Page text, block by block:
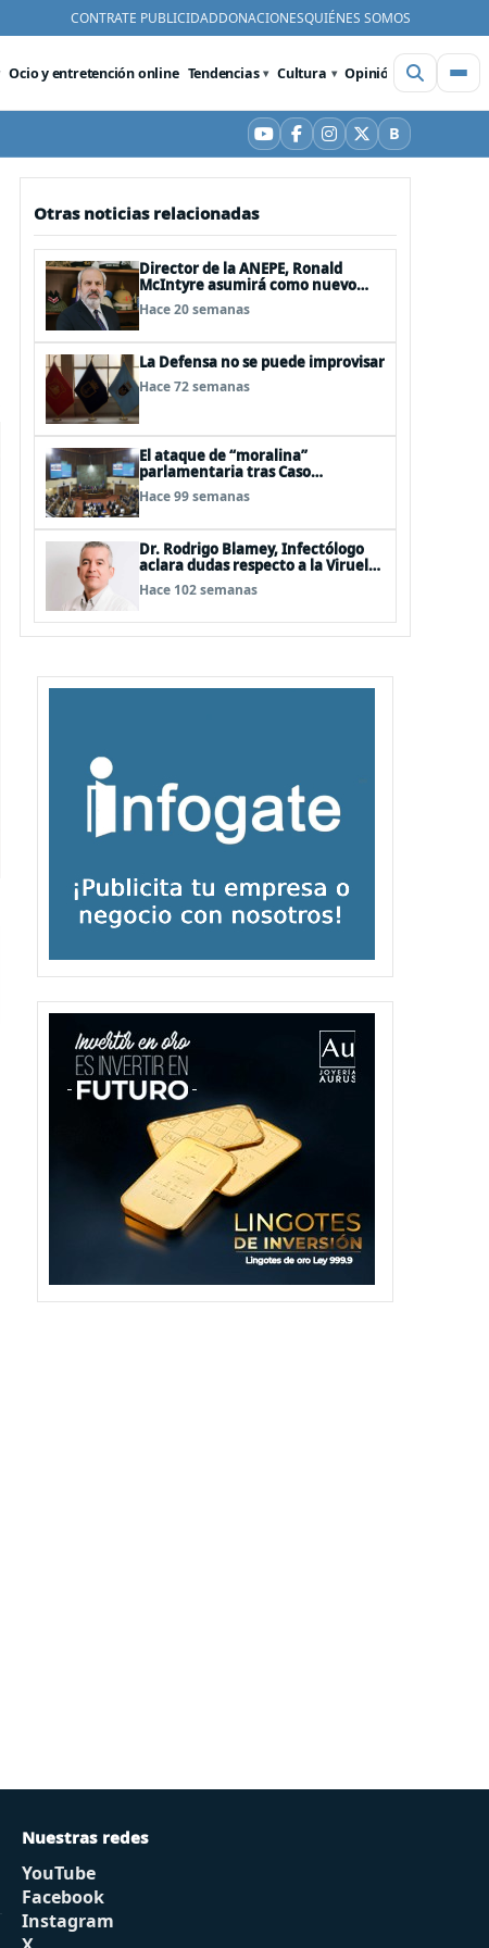
CONTRATE PUBLICIDADDONACIONESQUIÉNES SOMOS
Ocio y entretención online Tendencias Cultura Opinión Videos
YouTube
Facebook
Instagram
X BBluesky
Otras noticias relacionadas
Director de la ANEPE, Ronald
McIntyre asumirá como nuevo
director de la ANI
Hace 20 semanas
La Defensa no se puede improvisar
Hace 72 semanas
El ataque de “moralina”
parlamentaria tras Caso
Hermosilla, pero se olvidan que
son los peor evaluados
Hace 99 semanas
Dr. Rodrigo Blamey, Infectólogo
aclara dudas respecto a la Viruela
del Mono (MPOX)
Hace 102 semanas
Nuestras redes
YouTube
Facebook
Instagram